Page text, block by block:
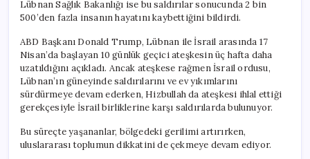
Lübnan Sağlık Bakanlığı ise bu saldırılar sonucunda 2 bin
500’den fazla insanın hayatını kaybettiğini bildirdi.
ABD Başkanı Donald Trump, Lübnan ile İsrail arasında 17
Nisan’da başlayan 10 günlük geçici ateşkesin üç hafta daha
uzatıldığını açıkladı. Ancak ateşkese rağmen İsrail ordusu,
Lübnan’ın güneyinde saldırılarını ve ev yıkımlarını
sürdürmeye devam ederken, Hizbullah da ateşkesi ihlal ettiği
gerekçesiyle İsrail birliklerine karşı saldırılarda bulunuyor.
Bu süreçte yaşananlar, bölgedeki gerilimi artırırken,
uluslararası toplumun dikkatini de çekmeye devam ediyor.